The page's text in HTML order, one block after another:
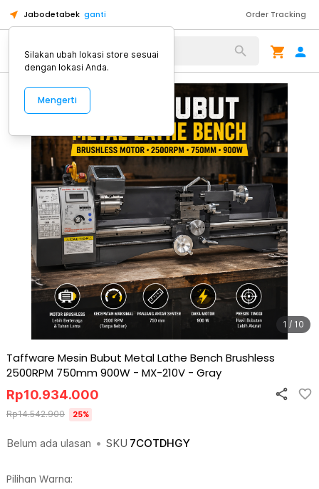
Jabodetabek ganti Order Tracking
Alat Kopi
1 / 10
Taffware Mesin Bubut Metal Lathe Bench Brushless
2500RPM 750mm 900W - MX-210V - Gray
Belum ada ulasan • SKU 7COTDHGY
Rp10.934.000
Rp14.542.900 25%
Pilihan Warna:
Silakan ubah lokasi store sesuai
dengan lokasi Anda.
Mengerti